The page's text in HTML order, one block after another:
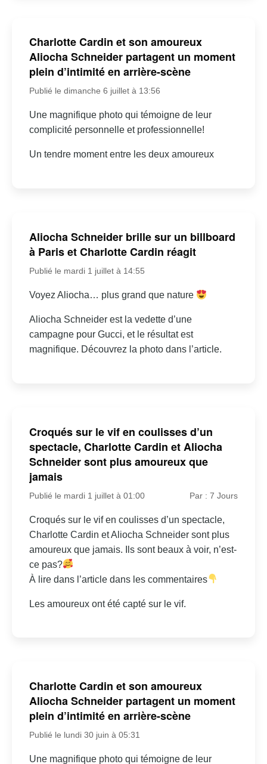
Charlotte Cardin et son amoureux
Aliocha Schneider partagent un moment
plein d’intimité en arrière-scène
Publié le dimanche 6 juillet à 13:56
Une magnifique photo qui témoigne de leur
complicité personnelle et professionnelle!
Un tendre moment entre les deux amoureux
Aliocha Schneider brille sur un billboard
à Paris et Charlotte Cardin réagit
Publié le mardi 1 juillet à 14:55
Voyez Aliocha… plus grand que nature
Aliocha Schneider est la vedette d’une
campagne pour Gucci, et le résultat est
magnifique. Découvrez la photo dans l’article.
Croqués sur le vif en coulisses d’un
spectacle, Charlotte Cardin et Aliocha
Schneider sont plus amoureux que
jamais
Publié le mardi 1 juillet à 01:00 Par : 7 Jours
Croqués sur le vif en coulisses d’un spectacle,
Charlotte Cardin et Aliocha Schneider sont plus
amoureux que jamais. Ils sont beaux à voir, n’est-
ce pas?
À lire dans l’article dans les commentaires
Les amoureux ont été capté sur le vif.
Charlotte Cardin et son amoureux
Aliocha Schneider partagent un moment
plein d’intimité en arrière-scène
Publié le lundi 30 juin à 05:31
Une magnifique photo qui témoigne de leur